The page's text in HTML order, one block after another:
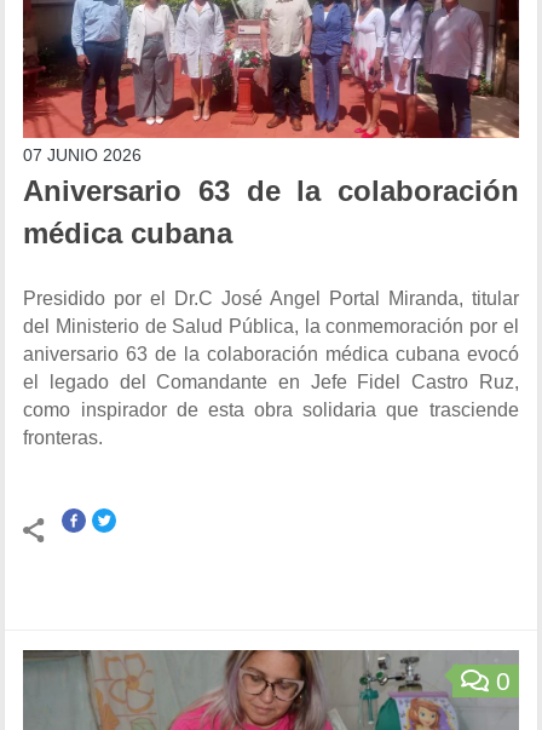
07 JUNIO 2026
Aniversario 63 de la colaboración
médica cubana
Presidido por el Dr.C José Angel Portal Miranda, titular
del Ministerio de Salud Pública, la conmemoración por el
aniversario 63 de la colaboración médica cubana evocó
el legado del Comandante en Jefe Fidel Castro Ruz,
como inspirador de esta obra solidaria que trasciende
fronteras.
0